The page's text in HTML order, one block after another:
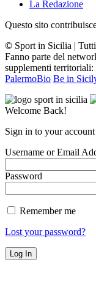
La Redazione
Questo sito
© Sport in Sicilia |
Fanno parte del
supplementi territoriali:
PalermoBio Be in
Welcome Back!
Sign in to your account
Username or Email
Password
Remember me
Lost your password?